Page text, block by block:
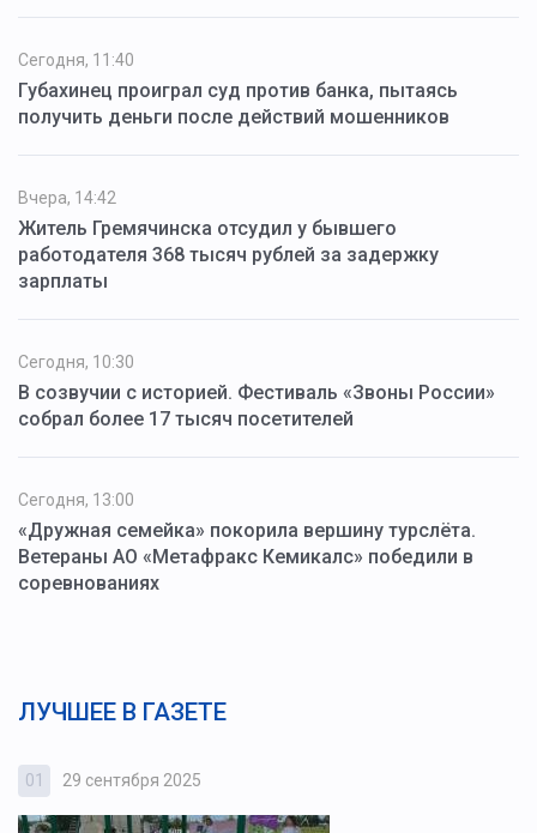
Сегодня, 11:40
Губахинец проиграл суд против банка, пытаясь
получить деньги после действий мошенников
Вчера, 14:42
Житель Гремячинска отсудил у бывшего
работодателя 368 тысяч рублей за задержку
зарплаты
Сегодня, 10:30
В созвучии с историей. Фестиваль «Звоны России»
собрал более 17 тысяч посетителей
Сегодня, 13:00
«Дружная семейка» покорила вершину турслёта.
Ветераны АО «Метафракс Кемикалс» победили в
соревнованиях
ЛУЧШЕЕ В ГАЗЕТЕ
01 29 сентября 2025